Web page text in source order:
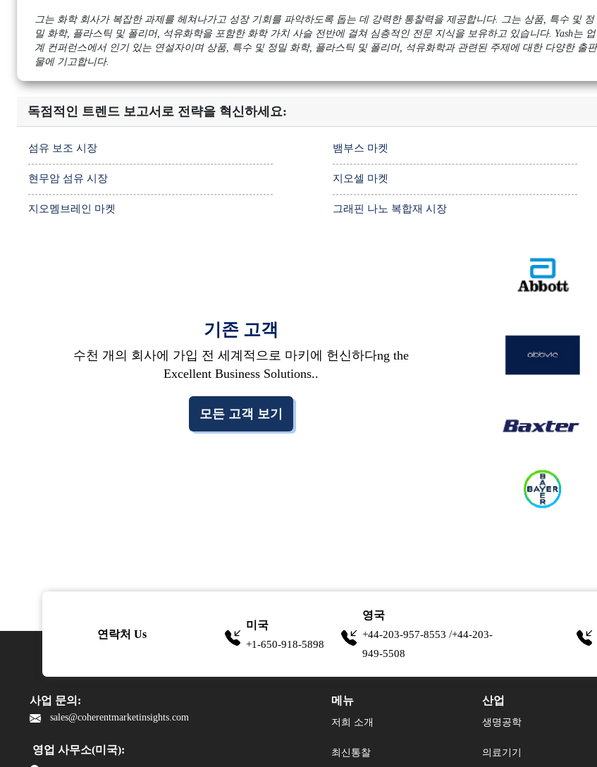
그는 화학 회사가 복잡한 과제를 헤쳐나가고 성장 기회를 파악하도록 돕는 데 강력한 통찰력을 제공합니다. 그는 상품, 특수 및 정
밀 화학, 플라스틱 및 폴리머, 석유화학을 포함한 화학 가치 사슬 전반에 걸쳐 심층적인 전문 지식을 보유하고 있습니다. Yash는 업
계 컨퍼런스에서 인기 있는 연설자이며 상품, 특수 및 정밀 화학, 플라스틱 및 폴리머, 석유화학과 관련된 주제에 대한 다양한 출판
물에 기고합니다.
독점적인 트렌드 보고서로 전략을 혁신하세요:
섬유 보조 시장 뱀부스 마켓
현무암 섬유 시장 지오셀 마켓
지오멤브레인 마켓 그래핀 나노 복합재 시장
기존 고객
수천 개의 회사에 가입 전 세계적으로 마키에 헌신하다ng the
Excellent Business Solutions..
모든 고객 보기
연락처 Us
미국
+1-650-918-5898
영국
+44-203-957-8553/+44-203-
949-5508
사업 문의:
sales@coherentmarketinsights.com
영업 사무소(미국):
메뉴
저희 소개
최신통찰
산업
생명공학
의료기기